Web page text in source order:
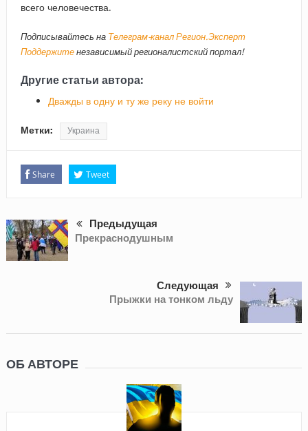
всего человечества.
Подписывайтесь на Телеграм-канал Регион.Эксперт
Поддержитенезависимый регионалистский портал!
Другие статьи автора:
Дважды в одну и ту же реку не войти
Метки: Украина
Share Tweet
Предыдущая
Прекраснодушным
Следующая
Прыжки на тонком льду
ОБ АВТОРЕ